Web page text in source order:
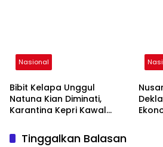
Nasional
Bibit Kelapa Unggul
Natuna Kian Diminati,
Karantina Kepri Kawal
BintanTinggalkan Balasan